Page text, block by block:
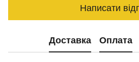
Написати
Доставка Оплата